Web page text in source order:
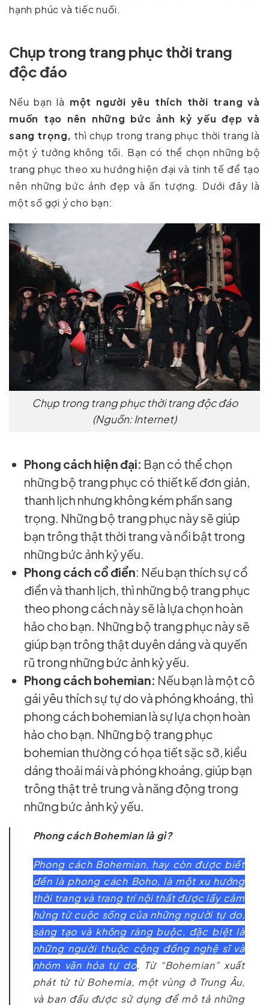
hạnh phúc và tiếc nuối.
Chụp trong trang phục thời trang
độc đáo
Nếu bạn là một người yêu thích thời trang và
muốn tạo nên những bức ảnh kỷ yếu đẹp và
sang trọng, thì chụp trong trang phục thời trang là
một ý tưởng không tồi. Bạn có thể chọn những bộ
trang phục theo xu hướng hiện đại và tinh tế để tạo
nên những bức ảnh đẹp và ấn tượng. Dưới đây là
một số gợi ý cho bạn:
Chụp trong trang phục thời trang độc đáo
(Nguồn: Internet)
Phong cách hiện đại: Bạn có thể chọn
những bộ trang phục có thiết kế đơn giản,
thanh lịch nhưng không kém phần sang
trọng. Những bộ trang phục này sẽ giúp
bạn trông thật thời trang và nổi bật trong
những bức ảnh kỷ yếu.
Phong cách cổ điển: Nếu bạn thích sự cổ
điển và thanh lịch, thì những bộ trang phục
theo phong cách này sẽ là lựa chọn hoàn
hảo cho bạn. Những bộ trang phục này sẽ
giúp bạn trông thật duyên dáng và quyến
rũ trong những bức ảnh kỷ yếu.
Phong cách bohemian: Nếu bạn là một cô
gái yêu thích sự tự do và phóng khoáng, thì
phong cách bohemian là sự lựa chọn hoàn
hảo cho bạn. Những bộ trang phục
bohemian thường có họa tiết sặc sỡ, kiểu
dáng thoải mái và phóng khoáng, giúp bạn
trông thật trẻ trung và năng động trong
những bức ảnh kỷ yếu.
Phong cách Bohemian là gì?
Phong cách Bohemian, hay còn được biết
đến là phong cách Boho, là một xu hướng
thời trang và trang trí nội thất được lấy cảm
hứng từ cuộc sống của những người tự do,
sáng tạo và không ràng buộc, đặc biệt là
những người thuộc cộng đồng nghệ sĩ và
nhóm văn hóa tự do. Từ “Bohemian” xuất
phát từ từ Bohemia, một vùng ở Trung Âu,
và ban đầu được sử dụng để mô tả những